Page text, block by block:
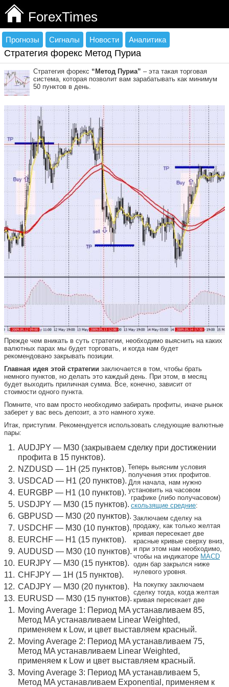
ForexTimes
Прогнозы Сигналы Новости Аналитика
Стратегия форекс Метод Пуриа
Стратегия форекс “Метод Пуриа” – эта такая торговая
система, которая позволит вам зарабатывать как минимум
50 пунктов в день.
Прежде чем вникать в суть стратегии, необходимо выяснить на каких
валютных парах мы будет торговать, и когда нам будет
рекомендовано закрывать позиции.
Главная идея этой стратегии заключается в том, чтобы брать
немного пунктов, но делать это каждый день. При этом, в месяц
будет выходить приличная сумма. Все, конечно, зависит от
стоимости одного пункта.
Помните, что вам просто необходимо забирать профиты, иначе рынок
заберет у вас весь депозит, а это намного хуже.
Итак, приступим. Рекомендуется использовать следующие валютные
пары:
AUDJPY — M30 (закрываем сделку при достижении
профита в 15 пунктов).
NZDUSD — 1H (25 пунктов).
USDCAD — H1 (20 пунктов).
EURGBP — H1 (10 пунктов).
USDJPY — M30 (15 пунктов).
GBPUSD — М30 (20 пунктов).
USDCHF — M30 (10 пунктов).
EURCHF — H1 (15 пунктов).
AUDUSD — M30 (10 пунктов).
EURJPY — M30 (15 пунктов).
CHFJPY — 1H (15 пунктов).
CADJPY — M30 (20 пунктов).
EURUSD — M30 (15 пунктов).
Теперь выясним условия
получения этих профитов.
Для начала, нам нужно
установить на часовом
графике (либо получасовом)
скользящие средние:
Moving Average 1: Период MA устанавливаем 85,
Метод MA устанавливаем Linear Weighted,
применяем к Low, и цвет выставляем красный.
Moving Average 2: Период MA устанавливаем 75,
Метод MA устанавливаем Linear Weighted,
применяем к Low и цвет выставляем красный.
Moving Average 3: Период MA устанавливаем 5,
Метод MA устанавливаем Exponential, применяем к
Заключаем сделку на
продажу, как только желтая
кривая пересекает две
красные кривые сверху вниз,
и при этом нам необходимо,
чтобы на индикаторе MACD
один бар закрылся ниже
нулевого уровня.
На покупку заключаем
сделку тогда, когда желтая
кривая пересекает две